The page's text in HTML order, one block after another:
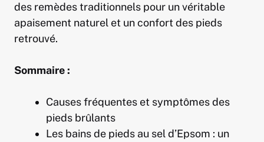
des remèdes traditionnels pour un véritable
apaisement naturel et un confort des pieds
retrouvé.
Sommaire :
Causes fréquentes et symptômes des
pieds brûlants
Les bains de pieds au sel d’Epsom : un